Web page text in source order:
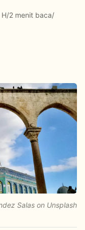
/2 menit baca/
Salas on Unsplash